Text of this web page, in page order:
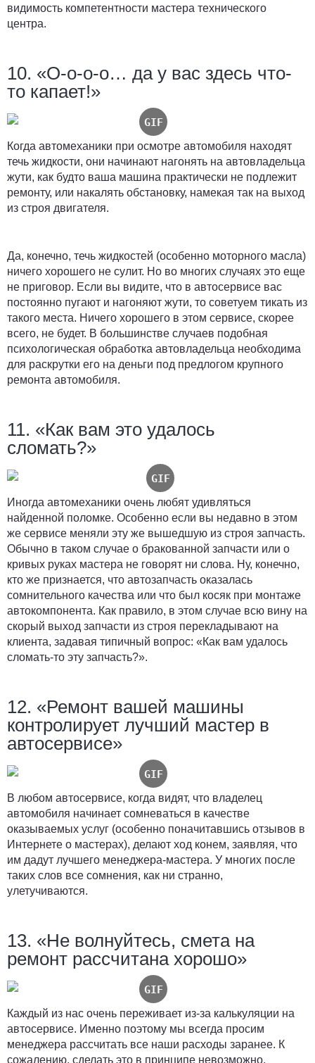
видимость компетентности мастера технического
центра.
10. «О-о-о-о… да у вас здесь что-
то капает!»
Когда автомеханики при осмотре автомобиля находят
течь жидкости, они начинают нагонять на автовладельца
жути, как будто ваша машина практически не подлежит
ремонту, или накалять обстановку, намекая так на выход
из строя двигателя.
Да, конечно, течь жидкостей (особенно моторного масла)
ничего хорошего не сулит. Но во многих случаях это еще
не приговор. Если вы видите, что в автосервисе вас
постоянно пугают и нагоняют жути, то советуем тикать из
такого места. Ничего хорошего в этом сервисе, скорее
всего, не будет. В большинстве случаев подобная
психологическая обработка автовладельца необходима
для раскрутки его на деньги под предлогом крупного
ремонта автомобиля.
11. «Как вам это удалось
сломать?»
Иногда автомеханики очень любят удивляться
найденной поломке. Особенно если вы недавно в этом
же сервисе меняли эту же вышедшую из строя запчасть.
Обычно в таком случае о бракованной запчасти или о
кривых руках мастера не говорят ни слова. Ну, конечно,
кто же признается, что автозапчасть оказалась
сомнительного качества или что был косяк при монтаже
автокомпонента. Как правило, в этом случае всю вину на
скорый выход запчасти из строя перекладывают на
клиента, задавая типичный вопрос: «Как вам удалось
сломать-то эту запчасть?».
12. «Ремонт вашей машины
контролирует лучший мастер в
автосервисе»
В любом автосервисе, когда видят, что владелец
автомобиля начинает сомневаться в качестве
оказываемых услуг (особенно поначитавшись отзывов в
Интернете о мастерах), делают ход конем, заявляя, что
им дадут лучшего менеджера-мастера. У многих после
таких слов все сомнения, как ни странно,
улетучиваются.
13. «Не волнуйтесь, смета на
ремонт рассчитана хорошо»
Каждый из нас очень переживает из-за калькуляции на
автосервисе. Именно поэтому мы всегда просим
менеджера рассчитать все наши расходы заранее. К
сожалению, сделать это в принципе невозможно,